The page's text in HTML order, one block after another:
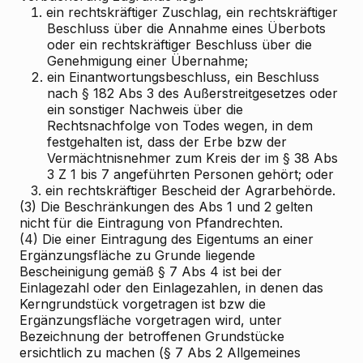
1. ein rechtskräftiger Zuschlag, ein rechtskräftiger
Beschluss über die Annahme eines Überbots
oder ein rechtskräftiger Beschluss über die
Genehmigung einer Übernahme;
2. ein Einantwortungsbeschluss, ein Beschluss
nach § 182 Abs 3 des Außerstreitgesetzes oder
ein sonstiger Nachweis über die
Rechtsnachfolge von Todes wegen, in dem
festgehalten ist, dass der Erbe bzw der
Vermächtnisnehmer zum Kreis der im § 38 Abs
3 Z 1 bis 7 angeführten Personen gehört; oder
3. ein rechtskräftiger Bescheid der Agrarbehörde.
(3) Die Beschränkungen des Abs 1 und 2 gelten
nicht für die Eintragung von Pfandrechten.
(4) Die einer Eintragung des Eigentums an einer
Ergänzungsfläche zu Grunde liegende
Bescheinigung gemäß § 7 Abs 4 ist bei der
Einlagezahl oder den Einlagezahlen, in denen das
Kerngrundstück vorgetragen ist bzw die
Ergänzungsfläche vorgetragen wird, unter
Bezeichnung der betroffenen Grundstücke
ersichtlich zu machen (§ 7 Abs 2 Allgemeines